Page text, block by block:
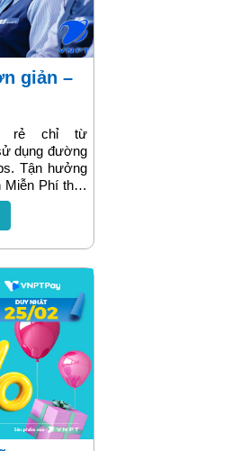
rẻ chỉ từ
dụng đường
Tận hưởng
Phí thiết
1-3 tháng sử
VNPT giới